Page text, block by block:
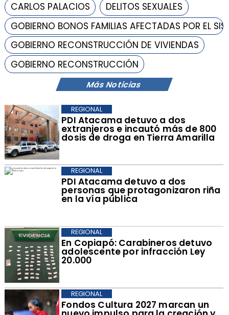
Más Noticias
​PDI Atacama detuvo a dos
extranjeros e incautó más de 800
dosis de droga en Tierra Amarilla
REGIONAL
PDI Atacama detuvo a dos
personas que protagonizaron riña
en la vía pública
REGIONAL
​En Copiapó: Carabineros detuvo
adolescente por infracción Ley
20.000
REGIONAL
​Fondos Cultura 2027 marcan un
REGIONAL
CARLOS PALACIOS
DELITOS SEXUALES
GOBIERNO BONOS FAMILIAS AFECTADAS POR EL
GOBIERNO RECONSTRUCCIÓN DE VIVIENDAS
GOBIERNO RECONSTRUCCIÓN